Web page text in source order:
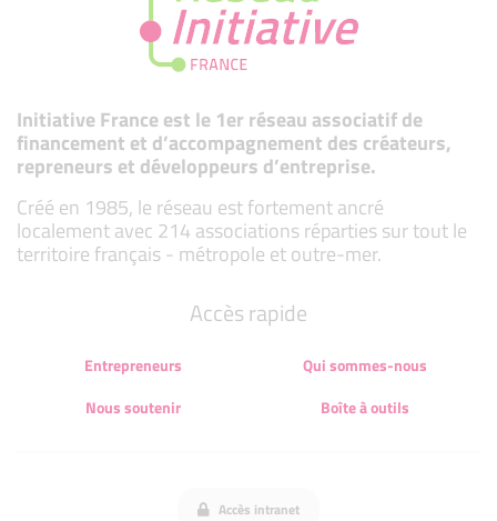
Initiative France est le 1er réseau associatif de
financement et d’accompagnement des créateurs,
repreneurs et développeurs d’entreprise.
Créé en 1985, le réseau est fortement ancré
localement avec 214 associations réparties sur tout le
territoire français - métropole et outre-mer.
Accès rapide
Entrepreneurs
Qui sommes-nous
Nous soutenir
Boîte à outils
Accès intranet